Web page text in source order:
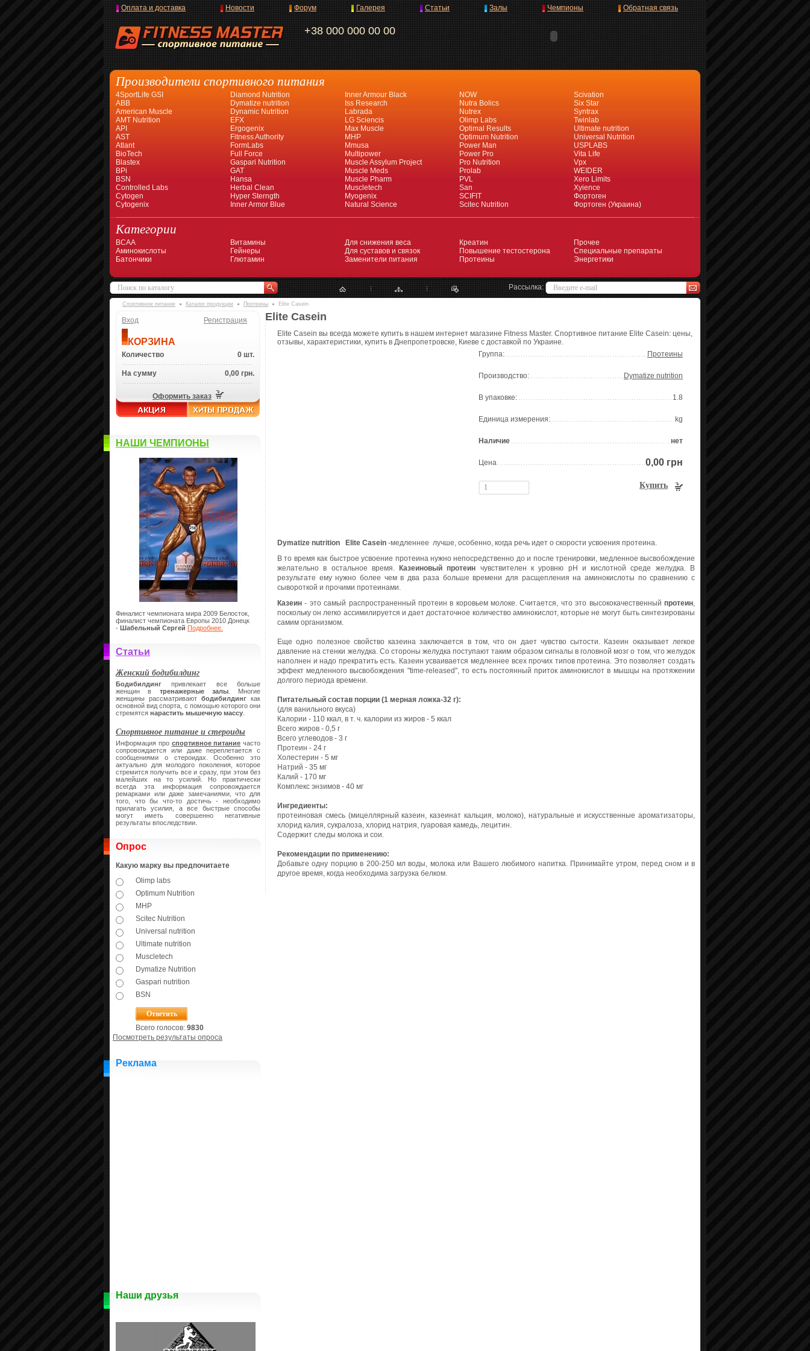
+38 000 000 00 00
Оплата и доставка Новости Форум Галерея Статьи Залы Чемпионы Обратная связь
Производители спортивного питания
4SportLife GSI
ABB
American Muscle
AMT Nutrition
API
AST
Atlant
BioTech
Blastex
BPi
BSN
Controlled Labs
Cytogen
Cytogenix
Diamond Nutrition
Dymatize nutrition
Dynamic Nutrition
EFX
Ergogenix
Fitness Authority
FormLabs
Full Force
Gaspari Nutrition
GAT
Hansa
Herbal Clean
Hyper Sterngth
Inner Armor Blue
Inner Armour Black
Iss Research
Labrada
LG Sciencis
Max Muscle
MHP
Mmusa
Multipower
Muscle Assylum Project
Muscle Meds
Muscle Pharm
Muscletech
Myogenix
Natural Science
NOW
Nutra Bolics
Nutrex
Olimp Labs
Optimal Results
Optimum Nutrition
Power Man
Power Pro
Pro Nutrition
Prolab
PVL
San
SCIFIT
Scitec Nutrition
Scivation
Six Star
Syntrax
Twinlab
Ultimate nutrition
Universal Nutrition
USPLABS
Vita Life
Vpx
WEIDER
Xero Limits
Xyience
Фортоген
Фортоген (Украина)
Категории
BCAA
Аминокислоты
Батончики
Витамины
Гейнеры
Глютамин
Для снижения веса
Для суставов и связок
Заменители питания
Креатин
Повышение тестостерона
Протеины
Прочее
Специальные препараты
Энергетики
Рассылка:
Спортивное питание Каталог продукции Протеины Elite Casein
Вход Регистрация
КОРЗИНА
Количество 0 шт.
На сумму 0,00 грн.
Оформить заказ
НАШИ ЧЕМПИОНЫ
Финалист чемпионата мира 2009 Белосток,
финалист чемпионата Европы 2010 Донецк
- Шабельный Сергей Подробнее.
Статьи
Женский бодибилдинг
Бодибилдинг привлекает все больше
женщин в тренажерные залы. Многие
женщины рассматривают бодибилдинг как
основной вид спорта, с помощью которого они
стремятся нарастить мышечную массу
Спортивное питание и стероиды
Информация про спортивное питание часто
сопровождается или даже переплетается с
сообщениями о стероидах. Особенно это
актуально для молодого поколения, которое
стремится получить все и сразу, при этом без
малейших на то усилий. Но практически
всегда эта информация сопровождается
ремарками или даже замечаниями, что для
того, что бы что-то достичь - необходимо
прилагать усилия, а все быстрые способы
могут иметь совершенно негативные
результаты впоследствии.
Опрос
Какую марку вы предпочитаете
Olimp labs
Optimum Nutrition
MHP
Scitec Nutrition
Universal nutrition
Ultimate nutrition
Muscletech
Dymatize Nutrition
Gaspari nutrition
BSN
Всего голосов: 9830
Посмотреть результаты опроса
Реклама
Наши друзья
Elite Casein
Elite Casein вы всегда можете купить в нашем интернет магазине Fitness Master. Спортивное питание Elite Casein: цены,
отзывы, характеристики, купить в Днепропетровске, Киеве с доставкой по Украине.
Группа:
Протеины
Производство: Dymatize nutrition
В упаковке: 1.8
Единица измерения: kg
Наличие нет
Цена 0,00 грн
Купить
Dymatize nutrition Elite Casein -медленнее лучше, особенно, когда речь идет о скорости усвоения протеина.
В то время как быстрое усвоение протеина нужно непосредственно до и после тренировки, медленное высвобождение
желательно в остальное время.
Казеиновый протеин чувствителен к уровню pH и кислотной среде желудка. В
результате ему нужно более чем в два раза больше времени для расщепления на аминокислоты по сравнению с
сывороткой и прочими протеинами.
Казеин- это самый распространенный протеин в коровьем молоке. Считается, что это высококачественныйпротеин,
поскольку он легко ассимилируется и дает достаточное количество аминокислот, которые не могут быть синтезированы
самим организмом.
Еще одно полезное свойство казеина заключается в том, что он дает чувство сытости. Казеин оказывает легкое
давление на стенки желудка. Со стороны желудка поступают таким образом сигналы в головной мозг о том, что желудок
наполнен и надо прекратить есть. Казеин усваивается медленнее всех прочих типов протеина. Это позволяет создать
эффект медленного высвобождения "time-released", то есть постоянный приток аминокислот в мышцы на протяжении
долгого периода времени.
Питательный состав порции (1 мерная ложка-32 г):
(для ванильного вкуса)
Калории - 110 ккал, в т. ч. калории из жиров - 5 ккал
Всего жиров - 0,5 г
Всего углеводов - 3 г
Протеин - 24 г
Холестерин - 5 мг
Натрий - 35 мг
Калий - 170 мг
Комплекс энзимов - 40 мг
Ингредиенты:
протеиновая смесь (мицеллярный казеин, казеинат кальция, молоко), натуральные и искусственные ароматизаторы,
хлорид калия, сукралоза, хлорид натрия, гуаровая камедь, лецитин.
Содержит следы молока и сои.
Рекомендации по применению:
Добавьте одну порцию в 200-250 мл воды, молока или Вашего любимого напитка. Принимайте утром, перед сном и в
другое время, когда необходима загрузка белком.